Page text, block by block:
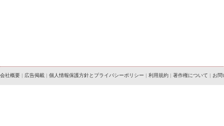
会社概要 | 広告掲載 | 個人情報保護方針とプライバシーポリシー | 利用規約 | 著作権について | お問